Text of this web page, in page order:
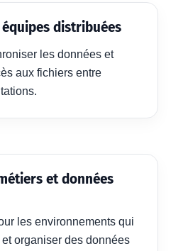
distribuées
les données et
aux fichiers entre
et données
les environnements qui
organiser des données